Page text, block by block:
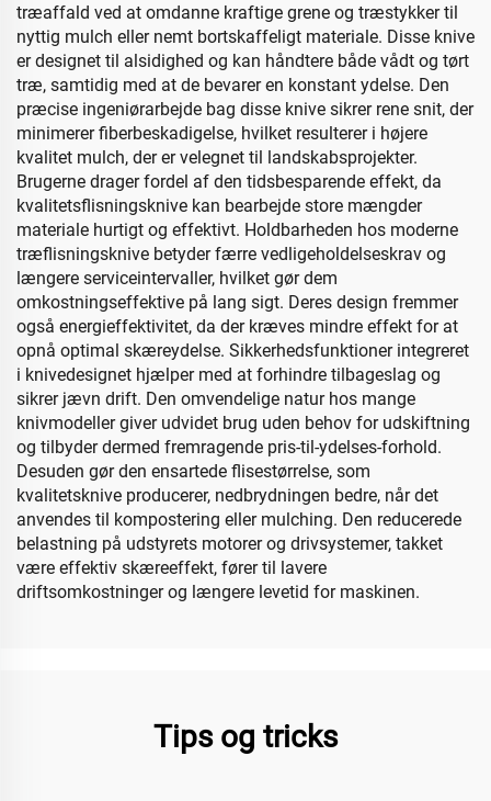
træaffald ved at omdanne kraftige grene og træstykker til
nyttig mulch eller nemt bortskaffeligt materiale. Disse knive
er designet til alsidighed og kan håndtere både vådt og tørt
træ, samtidig med at de bevarer en konstant ydelse. Den
præcise ingeniørarbejde bag disse knive sikrer rene snit, der
minimerer fiberbeskadigelse, hvilket resulterer i højere
kvalitet mulch, der er velegnet til landskabsprojekter.
Brugerne drager fordel af den tidsbesparende effekt, da
kvalitetsflisningsknive kan bearbejde store mængder
materiale hurtigt og effektivt. Holdbarheden hos moderne
træflisningsknive betyder færre vedligeholdelseskrav og
længere serviceintervaller, hvilket gør dem
omkostningseffektive på lang sigt. Deres design fremmer
også energieffektivitet, da der kræves mindre effekt for at
opnå optimal skæreydelse. Sikkerhedsfunktioner integreret
i knivedesignet hjælper med at forhindre tilbageslag og
sikrer jævn drift. Den omvendelige natur hos mange
knivmodeller giver udvidet brug uden behov for udskiftning
og tilbyder dermed fremragende pris-til-ydelses-forhold.
Desuden gør den ensartede flisestørrelse, som
kvalitetsknive producerer, nedbrydningen bedre, når det
anvendes til kompostering eller mulching. Den reducerede
belastning på udstyrets motorer og drivsystemer, takket
være effektiv skæreeffekt, fører til lavere
driftsomkostninger og længere levetid for maskinen.
Tips og tricks